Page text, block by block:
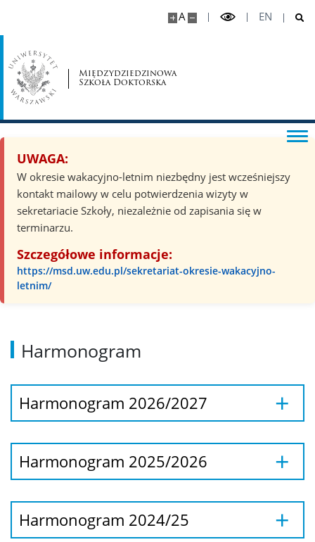
A EN
Międzydziedzinowa
Szkoła Doktorska
Sprawy techniczne
Wsparcie psychospołeczne
Rekrutacja
Harmonogram
Wymagane dokumenty
Forma postępowania oraz kryteria oceny
Promotorzy
Stypendia
O szkole
Dyrekcja
UWAGA:
W okresie wakacyjno-letnim niezbędny jest wcześniejszy
kontakt mailowy w celu potwierdzenia wizyty w
sekretariacie Szkoły, niezależnie od zapisania się w
terminarzu.
Szczegółowe informacje:
https://msd.uw.edu.pl/sekretariat-okresie-wakacyjno-
letnim/
Harmonogram
Harmonogram 2026/2027
Harmonogram 2025/2026
Harmonogram 2024/25